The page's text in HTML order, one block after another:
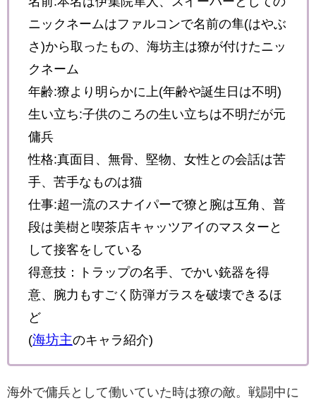
ニックネームはファルコンで名前の隼(はやぶ
さ)から取ったもの、海坊主は獠が付けたニッ
クネーム
年齢:獠より明らかに上(年齢や誕生日は不明)
生い立ち:子供のころの生い立ちは不明だが元
傭兵
性格:真面目、無骨、堅物、女性との会話は苦
手、苦手なものは猫
仕事:超一流のスナイパーで獠と腕は互角、普
段は美樹と喫茶店キャッツアイのマスターと
して接客をしている
得意技：トラップの名手、でかい銃器を得
意、腕力もすごく防弾ガラスを破壊できるほ
ど
(海坊主のキャラ紹介)
海外で傭兵として働いていた時は獠の敵。戦闘中に